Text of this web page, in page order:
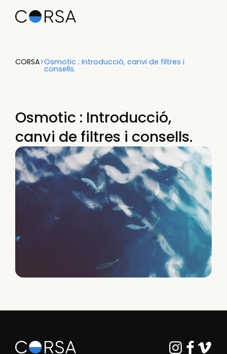
CORSA>Osmotic : Introducció, canvi de filtres i
consells.
Osmotic : Introducció,
canvi de filtres i consells.